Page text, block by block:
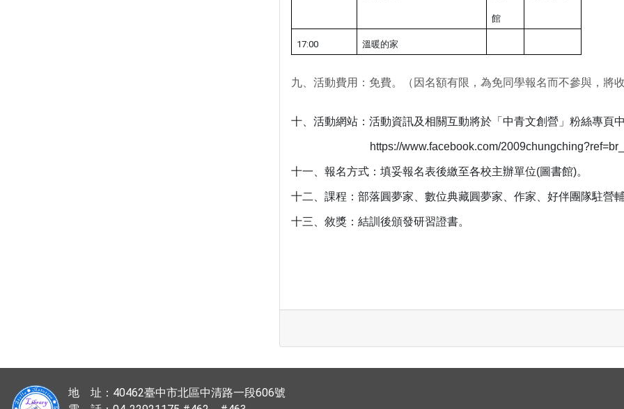
館
17:00 溫暖的家
九、活動費用：免費。（因名額有限，為免同學報名而不參與，將
十、活動網站：活動資訊及相關互動將於「中青文創營」粉絲專頁
https://www.facebook.com/
十一、報名方式：填妥報名表後繳至各校主辦單位(圖書館)。
十二、課程：部落圓夢家、數位典藏圓夢家、作家、好伴團隊駐營輔
十三、敘獎：結訓後頒發研習證書。
地 址：40462臺中市北區中清路一段606號